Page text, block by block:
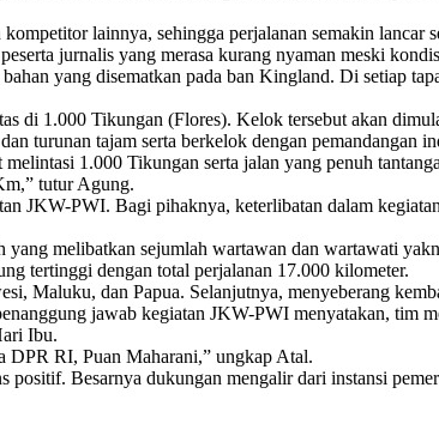
lainnya, sehingga perjalanan semakin lancar
jurnalis yang merasa kurang nyaman meski
yang disematkan pada ban Kingland. Di setiap
di 1.000 Tikungan (Flores). Kelok tersebut akan
turunan tajam serta berkelok dengan pemandangan
1.000 Tikungan serta jalan yang penuh
tutur Agung.
JKW-PWI. Bagi pihaknya, keterlibatan dalam
melibatkan sejumlah wartawan dan wartawati
tertinggi dengan total perjalanan 17.000 kilometer.
Maluku, dan Papua. Selanjutnya, menyeberang
jawab kegiatan JKW-PWI menyatakan, tim
Ibu.
DPR RI, Puan Maharani,” ungkap Atal.
Besarnya dukungan mengalir dari instansi